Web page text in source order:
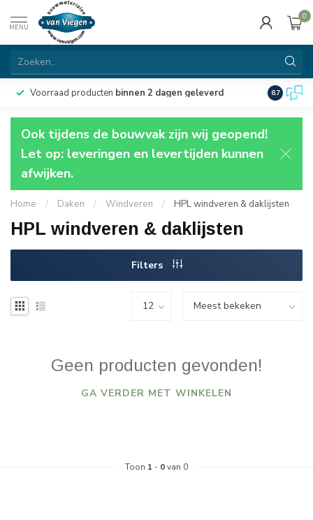
MENU
0
Voorraad producten binnen 2 dagen geleverd 8.7
Ook tijdens de bouwvak zijn wij geopend!
Let op: leveringen en levertijden kunnen
afwijken.
Home / Daken / Windveren / HPL windveren & daklijsten
HPL windveren & daklijsten
Filters
Geen producten gevonden!
GA VERDER MET WINKELEN
Toon 1 - 0van 0